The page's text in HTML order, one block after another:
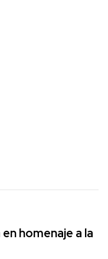
homenaje a la